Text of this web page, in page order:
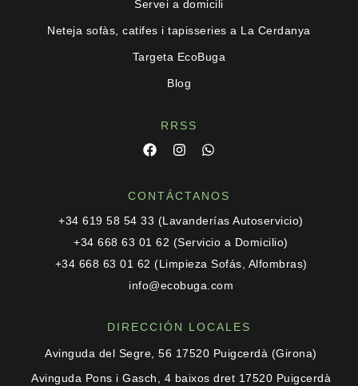
Servei a domicili
Neteja sofàs, catifes i tapisseries a La Cerdanya
Targeta EcoBuga
Blog
RRSS
CONTÁCTANOS
+34 619 58 54 33 (Lavanderías Autoservicio)
+34 668 63 01 62 (Servicio a Domicilio)
+34 668 63 01 62 (Limpieza Sofás, Alfombras)
info@ecobuga.com
DIRECCIÓN LOCALES
Avinguda del Segre, 56 17520 Puigcerdà (Girona)
Avinguda Pons i Gasch, 4 baixos dret 17520 Puigcerdà